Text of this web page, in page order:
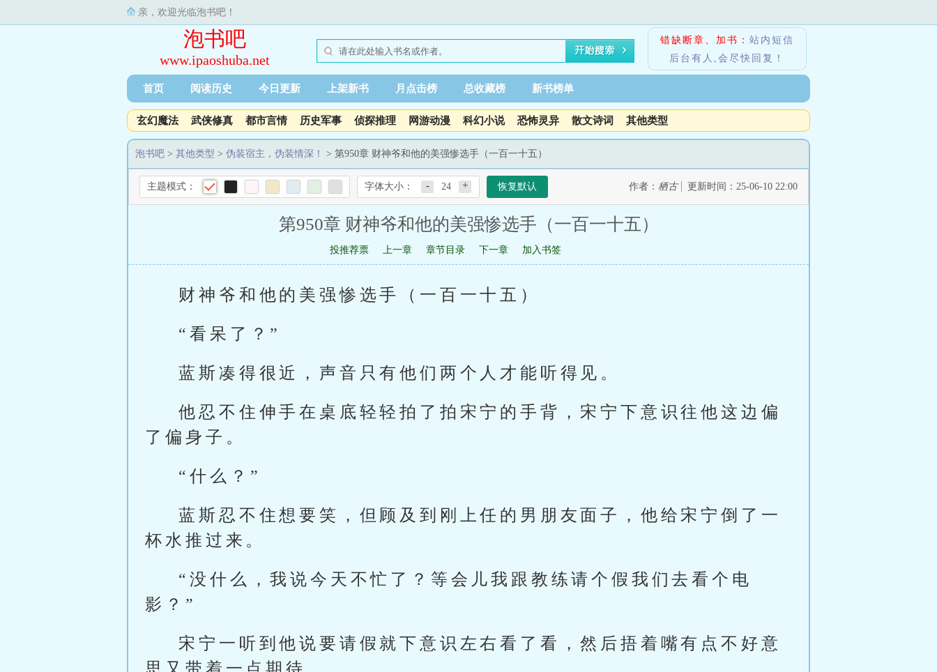
亲，欢迎光临泡书吧！
泡书吧
www.ipaoshuba.net
错缺断章、加书： 站内短信
后台有人,会尽快回复！
首页 阅读历史 今日更新 上架新书 月点击榜 总收藏榜 新书榜单
玄幻魔法 武侠修真 都市言情 历史军事 侦探推理 网游动漫 科幻小说 恐怖灵异 散文诗词 其他类型
泡书吧 > 其他类型 > 伪装宿主，伪装情深！ > 第950章 财神爷和他的美强惨选手（一百一十五）
主题模式： 字体大小： - 24 + 恢复默认 作者： 栖古 更新时间：25-06-10 22:00
第950章 财神爷和他的美强惨选手（一百一十五）
投推荐票 上一章 章节目录 下一章 加入书签
财神爷和他的美强惨选手（一百一十五）
“看呆了？”
蓝斯凑得很近，声音只有他们两个人才能听得见。
他忍不住伸手在桌底轻轻拍了拍宋宁的手背，宋宁下意识往他这边偏
了偏身子。
“什么？”
蓝斯忍不住想要笑，但顾及到刚上任的男朋友面子，他给宋宁倒了一
杯水推过来。
“没什么，我说今天不忙了？等会儿我跟教练请个假我们去看个电
影？”
宋宁一听到他说要请假就下意识左右看了看，然后捂着嘴有点不好意